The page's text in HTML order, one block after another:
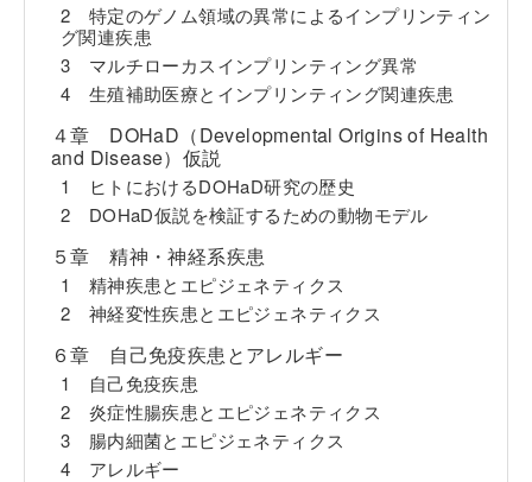
2 特定のゲノム領域の異常によるインプリンティン
グ関連疾患
3 マルチローカスインプリンティング異常
4 生殖補助医療とインプリンティング関連疾患
４章 DOHaD（Developmental Origins of Health
and Disease）仮説
1 ヒトにおけるDOHaD研究の歴史
2 DOHaD仮説を検証するための動物モデル
５章 精神・神経系疾患
1 精神疾患とエピジェネティクス
2 神経変性疾患とエピジェネティクス
６章 自己免疫疾患とアレルギー
1 自己免疫疾患
2 炎症性腸疾患とエピジェネティクス
3 腸内細菌とエピジェネティクス
4 アレルギー